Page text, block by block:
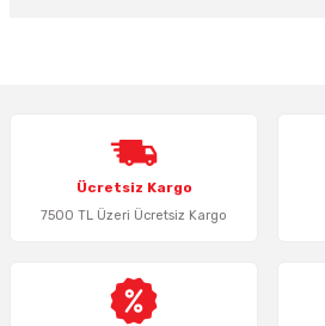
Ürün resmi kalitesiz, bozuk veya
Ürün açıklamasında eksik bilgiler
Ürün bilgilerinde hatalar bulunuyor.
Bu ürüne benzer farklı alternatifler olmalı.
Ücretsiz Kargo
7500 TL Üzeri Ücretsiz Kargo